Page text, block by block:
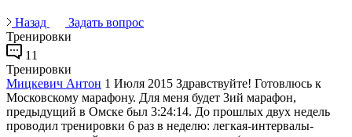
Назад
Задать вопрос
Тренировки
11
Тренировки
Мицкевич Антон 1 Июля 2015 Здравствуйте! Готовлюсь к
Московскому марафону. Для меня будет 3ий марафон,
предыдущий в Омске был 3:24:14. До прошлых двух недель
проводил тренировки 6 раз в неделю: легкая-интервалы-